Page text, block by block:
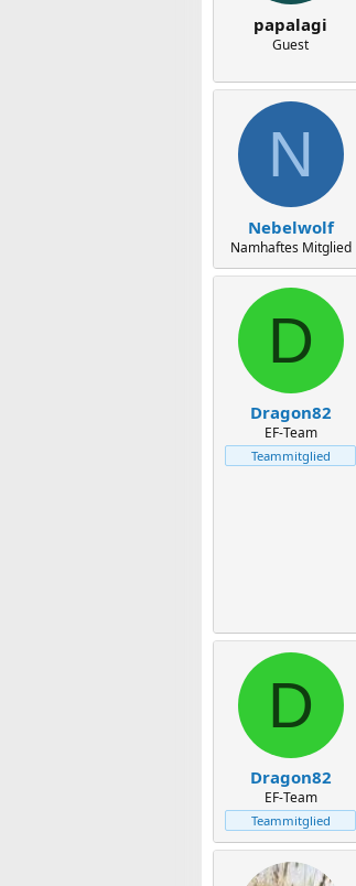
papalagi
Guest
N
Nebelwolf
Namhaftes Mitglied
D
Dragon82
EF-Team
Teammitglied
D
Dragon82
EF-Team
Teammitglied